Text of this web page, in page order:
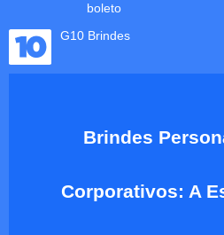
boleto
G10 Brindes
Brindes
Corporativos: A